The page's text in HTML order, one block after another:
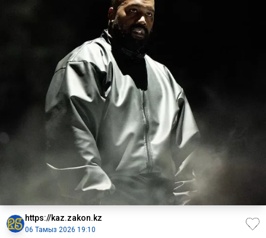
https://kaz.zakon.kz
06 Тамыз 2026 19:10